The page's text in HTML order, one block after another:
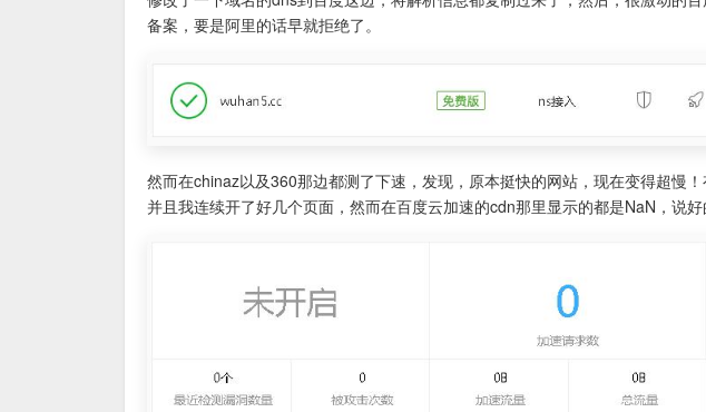
备案，要是阿里的话早就拒绝了。
然而在chinaz以及360那边都测了下速，发现，原本挺快的网站，现在变得超慢
并且我连续开了好几个页面，然而在百度云加速的cdn那里显示的都是NaN，说